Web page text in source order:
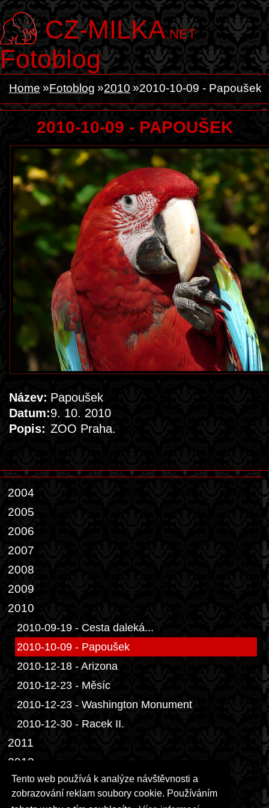
Tento web používá k analýze návštěvnosti a
zobrazování reklam soubory cookie. Používáním
CZ-MILKA.NET
Fotoblog
Home Fotoblog 2010 2010-10-09 - Papoušek
2010-10-09 - PAPOUŠEK
Název: Papoušek
Datum:9. 10. 2010
Popis: ZOO Praha.
2004
2005
2006
2007
2008
2009
2010
2010-09-19 - Cesta daleká...
2010-10-09 - Papoušek
2010-12-18 - Arizona
2010-12-23 - Měsíc
2010-12-23 - Washington Monument
2010-12-30 - Racek II.
2011
2012
2013
2014-02-28 - Dveře III.